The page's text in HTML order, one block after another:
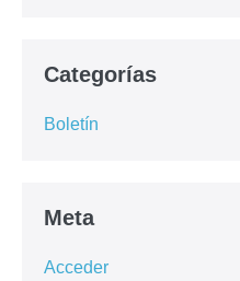
Categorías
Boletín
Meta
Acceder